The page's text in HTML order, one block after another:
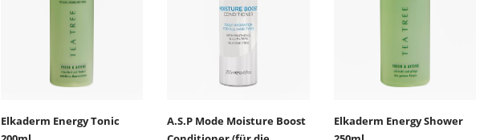
Elkaderm Energy Tonic
A.S.P Mode Moisture Boost
Elkaderm Energy Shower